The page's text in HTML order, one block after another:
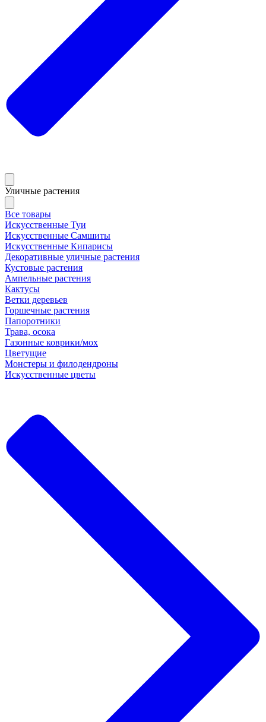
Уличные растения
Все товары
Искусственные Туи
Искусственные Самшиты
Искусственные Кипарисы
Декоративные уличные растения
Кустовые растения
Ампельные растения
Кактусы
Ветки деревьев
Горшечные растения
Папоротники
Трава, осока
Газонные коврики/мох
Цветущие
Монстеры и филодендроны
Искусственные цветы